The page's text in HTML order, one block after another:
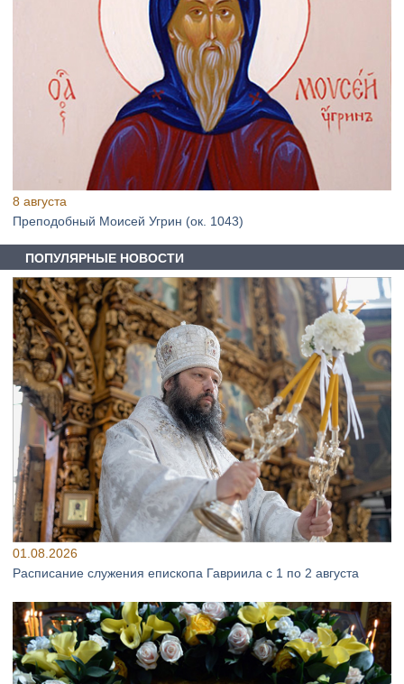
8 августа
Преподобный Моисей Угрин (ок. 1043)
ПОПУЛЯРНЫЕ НОВОСТИ
01.08.2026
Расписание служения епископа Гавриила с 1 по 2 августа